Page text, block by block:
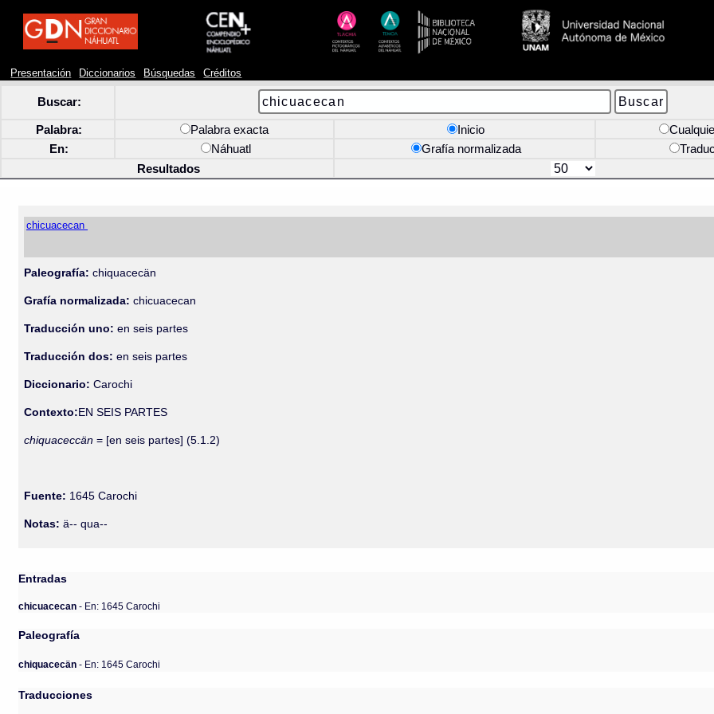
Presentación Diccionarios Búsquedas Créditos
Buscar:
Palabra: Palabra exacta Inicio
En:
Náhuatl Grafía normalizada
Resultados
chicuacecan
Paleografía: chiquacecän
Grafía normalizada: chicuacecan
Traducción uno: en seis partes
Traducción dos: en seis partes
Diccionario:Carochi
Contexto:EN SEIS PARTES
chiquaceccän= [en seis partes] (5.1.2)
Fuente: 1645 Carochi
Notas: ä-- qua--
Entradas
chicuacecan- En: 1645 Carochi
Paleografía
chiquacecän - En: 1645 Carochi
Traducciones